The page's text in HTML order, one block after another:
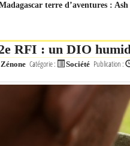
terre d’aventures :
RFI : un DIO
Catégorie : Société Publication :